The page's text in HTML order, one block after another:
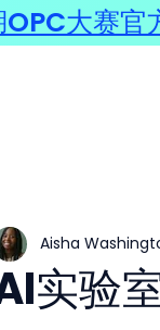
实验
Aisha
大赛官